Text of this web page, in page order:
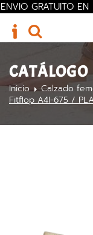
ENVIO GRATUITO
CATÁLOGO
Inicio Calzado
Fitflop A4I-675 /